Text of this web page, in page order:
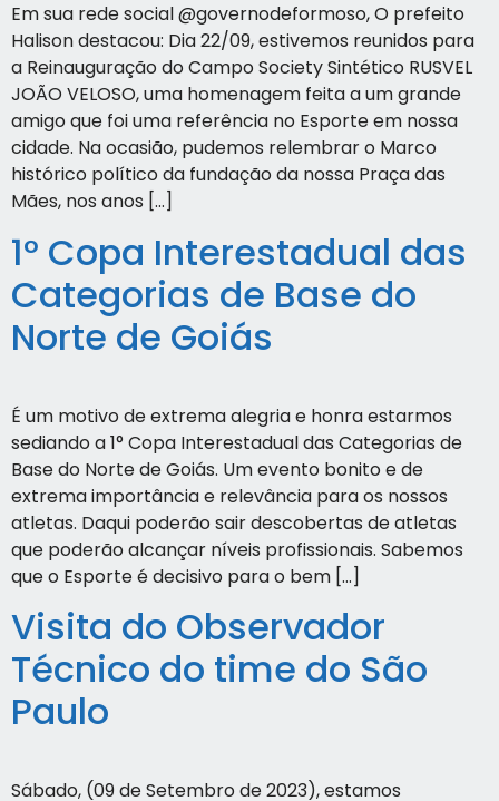
Em sua rede social @governodeformoso, O prefeito
Halison destacou: Dia 22/09, estivemos reunidos para
a Reinauguração do Campo Society Sintético RUSVEL
JOÃO VELOSO, uma homenagem feita a um grande
amigo que foi uma referência no Esporte em nossa
cidade. Na ocasião, pudemos relembrar o Marco
histórico político da fundação da nossa Praça das
Mães, nos anos […]
1° Copa Interestadual das
Categorias de Base do
Norte de Goiás
É um motivo de extrema alegria e honra estarmos
sediando a 1° Copa Interestadual das Categorias de
Base do Norte de Goiás. Um evento bonito e de
extrema importância e relevância para os nossos
atletas. Daqui poderão sair descobertas de atletas
que poderão alcançar níveis profissionais. Sabemos
que o Esporte é decisivo para o bem […]
Visita do Observador
Técnico do time do São
Paulo
Sábado, (09 de Setembro de 2023), estamos